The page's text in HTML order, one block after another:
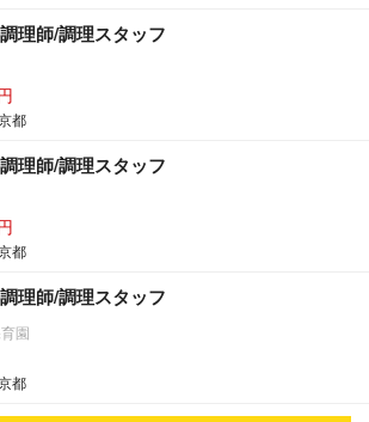
理師/調理スタッフ
都
理師/調理スタッフ
都
理師/調理スタッフ
園
都